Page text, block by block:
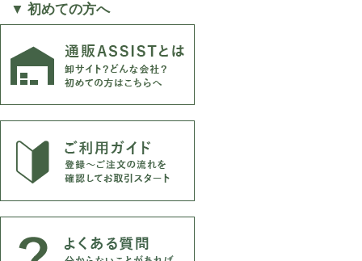
▼ 初めての方へ